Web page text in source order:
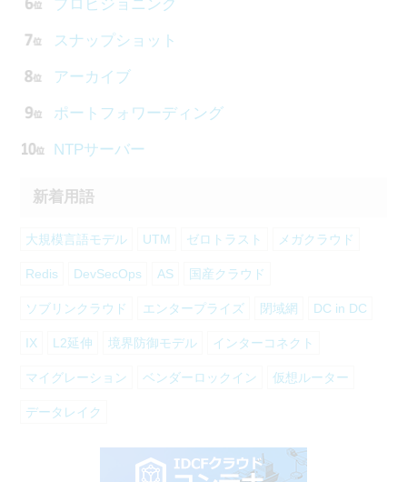
プロビジョニング
スナップショット
アーカイブ
ポートフォワーディング
NTPサーバー
新着用語
大規模言語モデル UTM ゼロトラスト メガクラウド
Redis DevSecOps AS 国産クラウド
ソブリンクラウド エンタープライズ 閉域網 DC in DC
IX L2延伸 境界防御モデル インターコネクト
マイグレーション ベンダーロックイン 仮想ルーター
データレイク